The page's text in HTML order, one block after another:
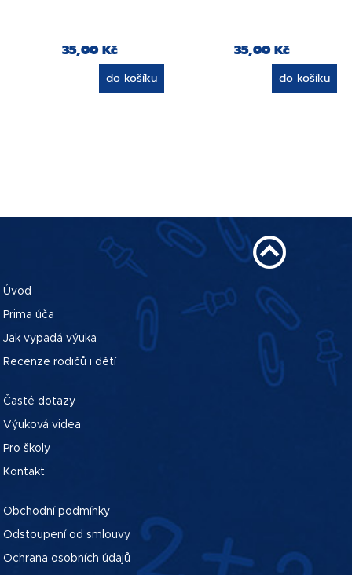
35,00 Kč
do košíku
35,00 Kč
do košíku
Úvod
Prima úča
Jak vypadá výuka
Recenze rodičů i dětí
Časté dotazy
Výuková videa
Pro školy
Kontakt
Obchodní podmínky
Odstoupení od smlouvy
Ochrana osobních údajů